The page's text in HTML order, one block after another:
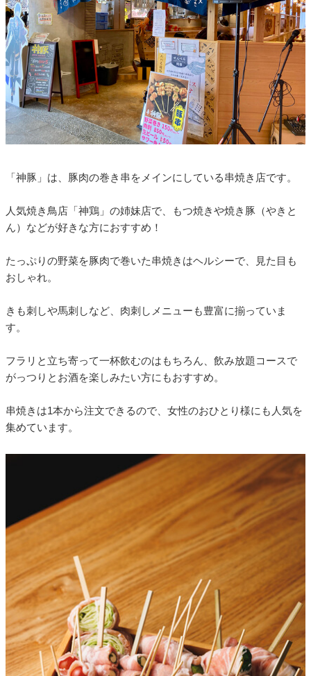
「神豚」は、豚肉の巻き串をメインにしている串焼き店です。
人気焼き鳥店「神鶏」の姉妹店で、もつ焼きや焼き豚（やきと
ん）などが好きな方におすすめ！
たっぷりの野菜を豚肉で巻いた串焼きはヘルシーで、見た目も
おしゃれ。
きも刺しや馬刺しなど、肉刺しメニューも豊富に揃っていま
す。
フラリと立ち寄って一杯飲むのはもちろん、飲み放題コースで
がっつりとお酒を楽しみたい方にもおすすめ。
串焼きは1本から注文できるので、女性のおひとり様にも人気を
集めています。